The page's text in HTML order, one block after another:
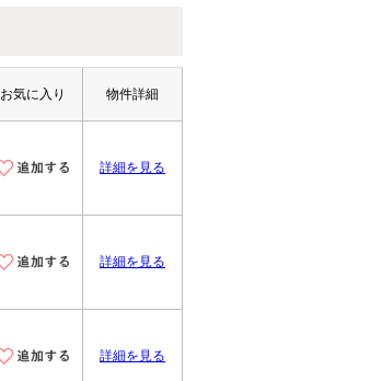
お気に入り 物件詳細
詳細を見る
詳細を見る
詳細を見る